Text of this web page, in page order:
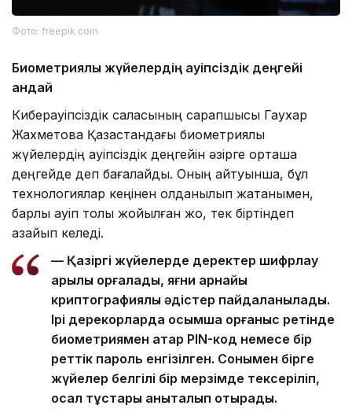
Фото: freepik.com
Биометриялық жүйелердің қауіпсіздік деңгейі
қандай
Киберқауіпсіздік саласының сарапшысы Гаухар
Жахметова Қазақстандағы биометриялық
жүйелердің қауіпсіздік деңгейін әзірге орташа
деңгейде деп бағалайды. Оның айтуынша, бұл
технологиялар кеңінен қолданылып жатқанымен,
барлық қауіп толық жойылған жоқ, тек біртіндеп
азайып келеді.
— Қазіргі жүйелерде деректер шифрлау
арқылы қорғалады, яғни арнайы
криптографиялық әдістер пайдаланылады.
Ірі дерекқорларда қосымша қорғаныс ретінде
биометриямен қатар PIN-код немесе бір
реттік пароль енгізілген. Сонымен бірге
жүйелер белгілі бір мерзімде тексеріліп,
осал тұстары анықталып отырады.